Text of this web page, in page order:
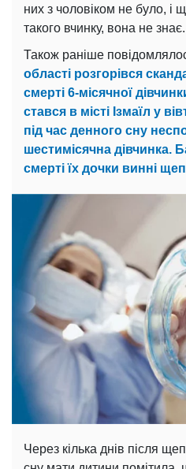
них з чоловіком не було, і
такого вчинку, вона не знає.
Також раніше
області розгорівся
смерті 6-місячної
стався в місті Ізмаїл у
під час денного сну
шестимісячна дівчинка.
смерті їх дочки винні
Через кілька днів після